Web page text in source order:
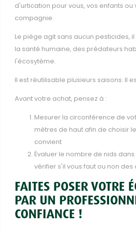
d'urtication pour vous, vos enfants ou
compagnie.
Le piège agit sans aucun pesticides,
la santé humaine, des prédateurs
l'écosytème.
Il est réutilisable plusieurs saisons. Il
Avant votre achat, pensez à :
Mesurer la circonférence de
mètres de haut afin de choisir
convient
Évaluer le nombre de nids
vérifier s'il vous faut ou non
FAITES POSER VOTRE
PAR UN
CONFIANCE !